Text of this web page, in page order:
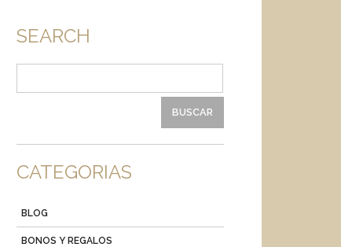
SEARCH
CATEGORIAS
BLOG
BONOS Y REGALOS